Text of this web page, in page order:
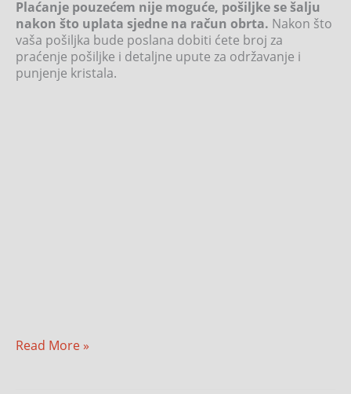
Plaćanje pouzećem nije moguće, pošiljke se šalju
nakon što uplata sjedne na račun obrta. Nakon što
vaša pošiljka bude poslana dobiti ćete broj za
praćenje pošiljke i detaljne upute za održavanje i
punjenje kristala.
Read More »